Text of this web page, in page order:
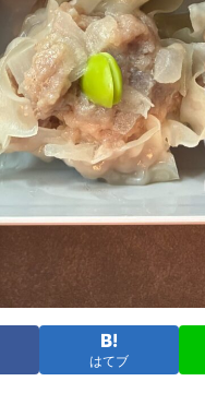
はてブ